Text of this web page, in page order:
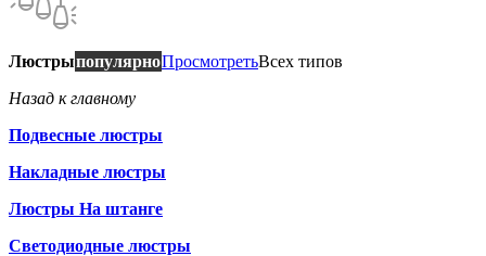
ЛюстрыпопулярноПросмотретьВсех типов
Назад к главному
Подвесные люстры
Накладные люстры
Люстры На штанге
Светодиодные люстры